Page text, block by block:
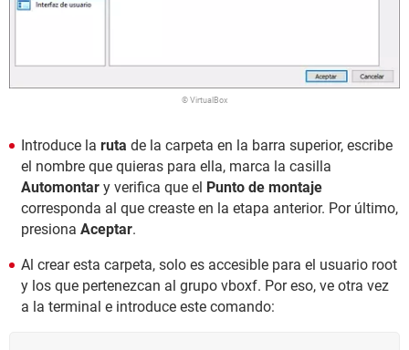
© VirtualBox
Introduce la ruta de la carpeta en la barra superior, escribe
el nombre que quieras para ella, marca la casilla
Automontar y verifica que el Punto de montaje
corresponda al que creaste en la etapa anterior. Por último,
presiona Aceptar.
Al crear esta carpeta, solo es accesible para el usuario root
y los que pertenezcan al grupo vboxf. Por eso, ve otra vez
a la terminal e introduce este comando: